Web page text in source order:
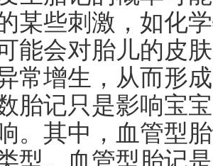
某些刺激，如化
能会对胎儿的皮
常增生，从而形
记只是影响宝宝
。其中，血管型
型。血管型胎记